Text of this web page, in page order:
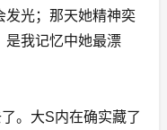
发光；那天她精神奕
是我记忆中她最漂
。大S内在确实藏了